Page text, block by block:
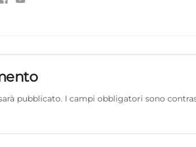
pubblicato. I campi obbligatori sono